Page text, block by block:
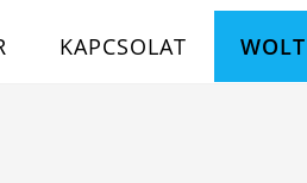
KAPCSOLAT WOLT